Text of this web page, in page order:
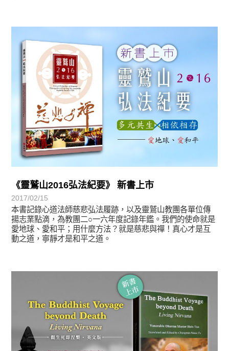
《靈鷲山2016弘法紀要》 新書上市
2017/02/15
本書記錄心道法師慈悲弘法履跡，以及靈鷲山教團各單位傳
揚志業點滴，為教團二○一六年度記錄年鑑。我們的使命就是
愛地球、愛和平；用什麼方法？就是慈悲與禪！真心才是互
動之道，寧靜才是和平之道。